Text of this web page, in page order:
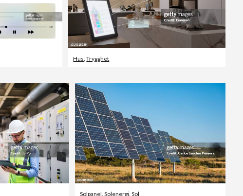
Hus ,Trygghet
Solpanel,Solenergi,Sol